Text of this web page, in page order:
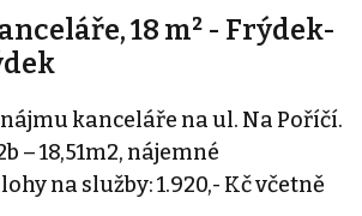
18 m² - Frýdek-
kanceláře na ul. Na Poříčí.
– 18,51m2, nájemné
na služby: 1.920,- Kč včetně